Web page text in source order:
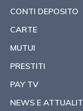
CONTI DEPOSITO
CARTE
MUTUI
PRESTITI
PAY TV
NEWS E